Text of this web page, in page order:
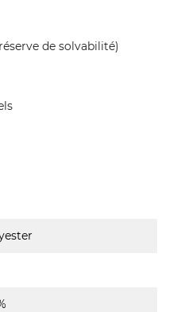
de solvabilité)